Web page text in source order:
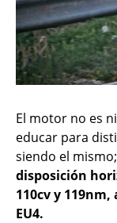
El motor no es
educar para
siendo el
disposición
110cv y
EU4.